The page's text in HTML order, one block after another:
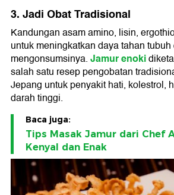
3. Jadi Obat Tradisional
Kandungan asam amino, lisin,
untuk meningkatkan daya tahan
mengonsumsinya.Jamur enoki
salah satu resep pengobatan
Jepang untuk penyakit hati, kolestrol,
darah tinggi.
Baca juga:
Tips Masak Jamur dari Chef
Kenyal dan Enak